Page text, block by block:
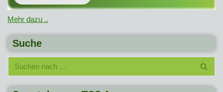
Mehr dazu ..
Suche